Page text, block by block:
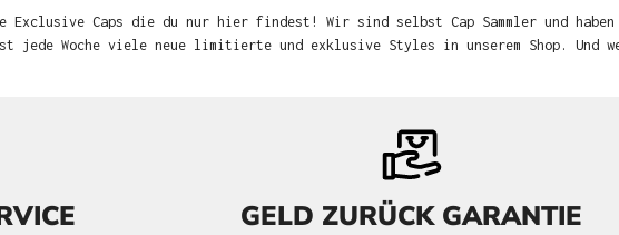
Caps die du nur hier findest! Wir sind selbst Cap Sammler und haben
jede Woche viele neue limitierte und exklusive Styles in unserem Shop. Und
GELD ZURÜCK GARANTIE